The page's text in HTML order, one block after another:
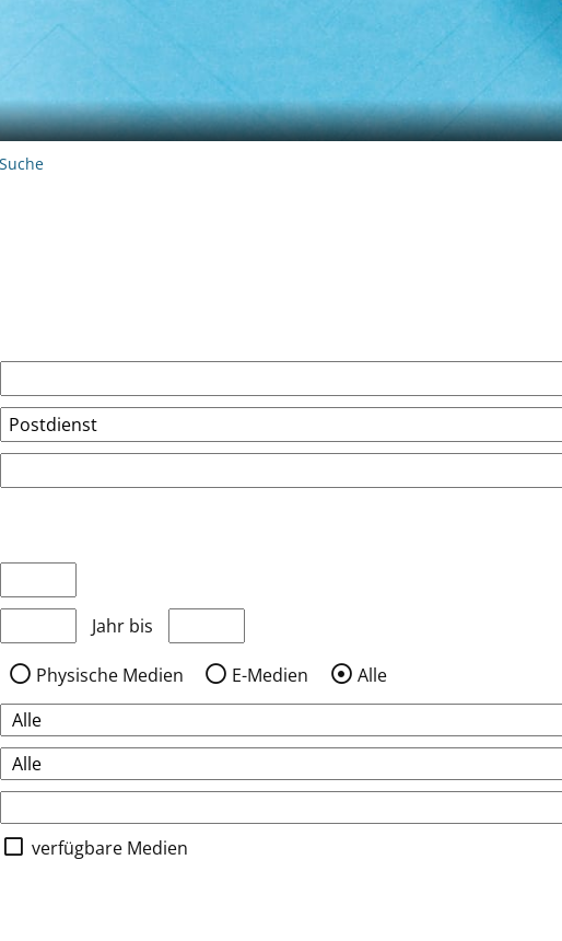
Medien anzeigen, die nach dem Jahr veröffentlicht wurden
Jahr bis
Physische Medien E-Medien
Alle
verfügbare Medien